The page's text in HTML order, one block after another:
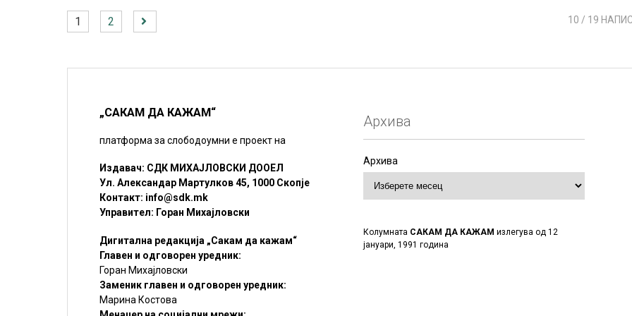
1 2 10 / 19
„САКАМ ДА КАЖАМ“
платформа за слободоумни е проект на
Издавач: СДК МИХАЈЛОВСКИ ДООЕЛ
Ул. Александар Мартулков 45, 1000 Скопје
Контакт: info@sdk.mk
Управител: Горан Михајловски
Дигитална редакција „Сакам да кажам“
Главен и одговорен уредник:
Горан Михајловски
Заменик главен и одговорен уредник:
Марина Костова
Архива
Архива
Колумната САКАМ ДА КАЖАМ излегува од 12
јануари, 1991 година